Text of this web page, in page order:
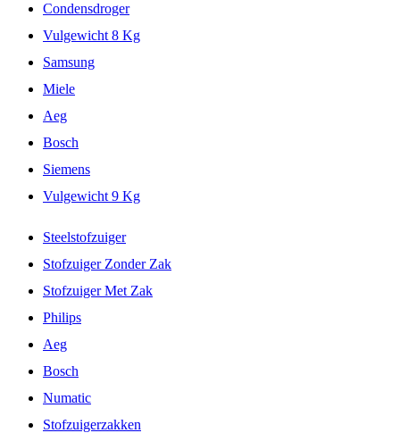
Condensdroger
Vulgewicht 8 Kg
Samsung
Miele
Aeg
Bosch
Siemens
Vulgewicht 9 Kg
Steelstofzuiger
Stofzuiger Zonder Zak
Stofzuiger Met Zak
Philips
Aeg
Bosch
Numatic
Stofzuigerzakken